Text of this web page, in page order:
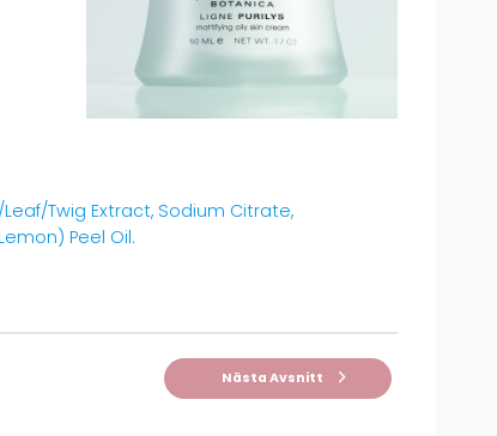
Twig Extract, Sodium Citrate,
Peel Oil.
Nästa Avsnitt